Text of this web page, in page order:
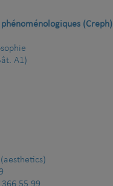
(Creph)
A1)
(aesthetics)